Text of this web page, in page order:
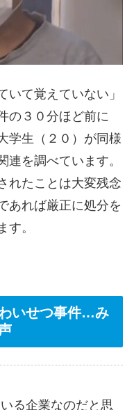
いて覚えていない」
の３０分ほど前に
学生（２０）が同様
を調べています。
れたことは大変残念
あれば厳正に処分を
す。
いせつ事件…み
る企業なのだと思